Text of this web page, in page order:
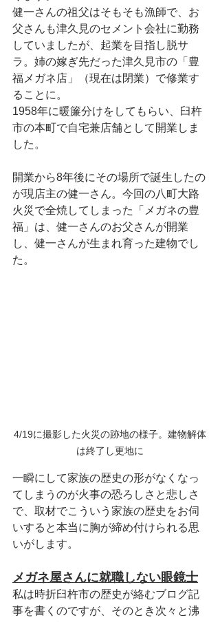
健一さんの祖父はそもそも漁師で、お
父さんも津久見のセメント会社に勤務
していましたが、起業を目指し脱サ
ラ。姉の嫁ぎ先だった津久見市の「豊
福メガネ店」（現在は閉業）で修業す
ることに。
1958年に暖簾分けをしてもらい、臼杵
市の本町で自宅兼店舗として開業しま
した。
開業から8年後にその場所で誕生したの
が現店主の健一さん。今回の八町大路
火災で全焼してしまった「メガネの豊
福」は、健一さんのお父さんが開業
し、健一さんが生まれ育った建物でし
た。
4/19に撮影した火災の跡地の様子。建物解体
は終了し更地に
一瞬にして家族の歴史の形がなくなっ
てしまうのが火事の恐ろしさと悲しさ
で、取材でこういう家族の歴史をお伺
いすると本当に胸が締め付けられる思
いがします。
メガネ屋さんに就職しない眼鏡士
私は時折臼杵市の歴史が絡むブログ記
事を書くのですが、そのとき次々と沸